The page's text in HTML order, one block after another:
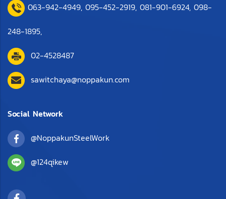
063-942-4949, 095-452-2919, 081-901-6924, 098-
248-1895,
02-4528487
sawitchaya@noppakun.com
Social Network
@NoppakunSteelWork
@124qikew